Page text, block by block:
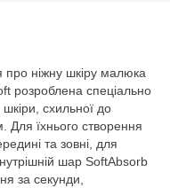
про ніжну шкіру малюка
розроблена спеціально
схильної до
Для їхнього створення
та зовні, для
шар SoftAbsorb
за секунди,